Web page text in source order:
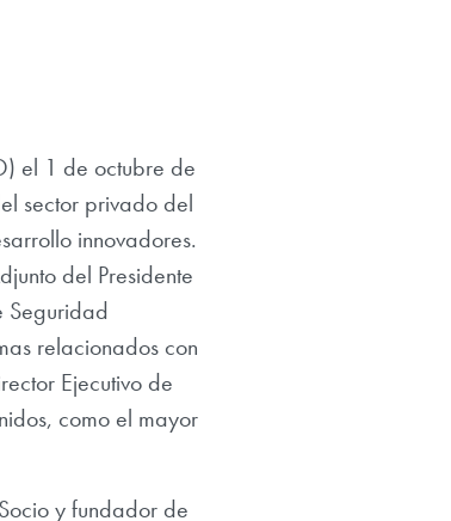
el 1 de octubre de
sector privado del
innovadores.
del Presidente
Seguridad
relacionados con
Ejecutivo de
como el mayor
y fundador de